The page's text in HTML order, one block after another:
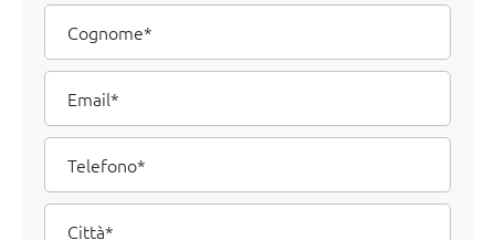
Cognome
Email
Telefono
Città